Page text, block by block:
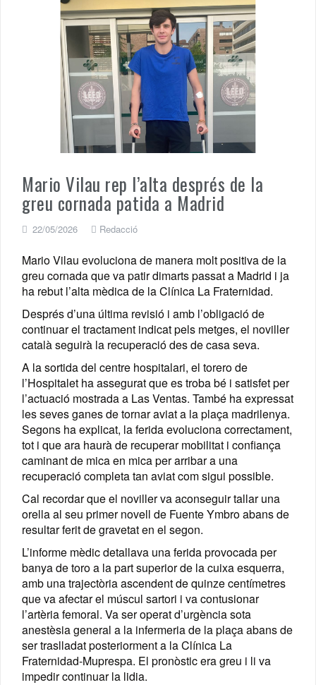
Mario Vilau rep l’alta després de la
greu cornada patida a Madrid
22/05/2026 Redacció
Mario Vilau evoluciona de manera molt positiva de la
greu cornada que va patir dimarts passat a Madrid i ja
ha rebut l’alta mèdica de la Clínica La Fraternidad.
Després d’una última revisió i amb l’obligació de
continuar el tractament indicat pels metges, el noviller
català seguirà la recuperació des de casa seva.
A la sortida del centre hospitalari, el torero de
l’Hospitalet ha assegurat que es troba bé i satisfet per
l’actuació mostrada a Las Ventas. També ha expressat
les seves ganes de tornar aviat a la plaça madrilenya.
Segons ha explicat, la ferida evoluciona correctament,
tot i que ara haurà de recuperar mobilitat i confiança
caminant de mica en mica per arribar a una
recuperació completa tan aviat com sigui possible.
Cal recordar que el noviller va aconseguir tallar una
orella al seu primer novell de Fuente Ymbro abans de
resultar ferit de gravetat en el segon.
L’informe mèdic detallava una ferida provocada per
banya de toro a la part superior de la cuixa esquerra,
amb una trajectòria ascendent de quinze centímetres
que va afectar el múscul sartori i va contusionar
l’artèria femoral. Va ser operat d’urgència sota
anestèsia general a la infermeria de la plaça abans de
ser traslladat posteriorment a la Clínica La
Fraternidad-Muprespa. El pronòstic era greu i li va
impedir continuar la lidia.